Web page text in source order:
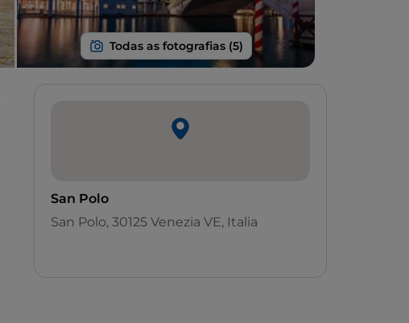
San Polo
San Polo, 30125 Venezia VE, Italia